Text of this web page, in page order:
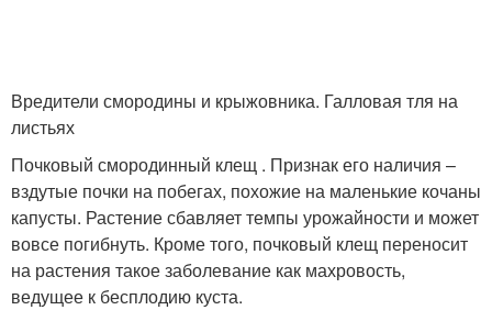
Вредители смородины и крыжовника. Галловая тля на
листьях
Почковый смородинный клещ . Признак его наличия –
вздутые почки на побегах, похожие на маленькие кочаны
капусты. Растение сбавляет темпы урожайности и может
вовсе погибнуть. Кроме того, почковый клещ переносит
на растения такое заболевание как махровость,
ведущее к бесплодию куста.